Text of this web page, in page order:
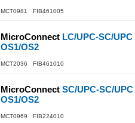
MCT0981 FIB461005
MicroConnect LC/UPC-SC/
OS1/OS2
MCT2036 FIB461010
MicroConnect SC/UPC-SC/
OS1/OS2
MCT0969 FIB224010